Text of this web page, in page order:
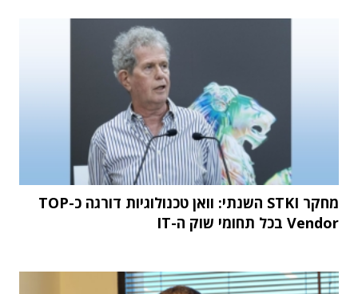
מחקר STKI השנתי: וואן טכנולוגיות דורגה כ-TOP
Vendor בכל תחומי שוק ה-IT